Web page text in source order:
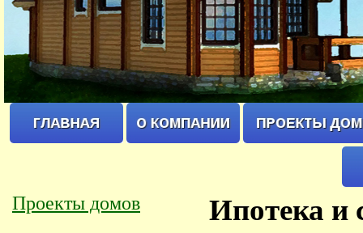
Проекты домов
Ипотека и